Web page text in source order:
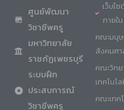
ศูนย์พัฒนา
วิชาชีพครู
มหาวิทยาลัย
ราชภัฏเพชรบุรี
ระบบฝึก
ประสบการณ์
วิชาชีพครู
เว็บไ
ภายใน
คณะมนุ
สังคมศ
คณะวิทย
เทคโนโ
คณะเทค